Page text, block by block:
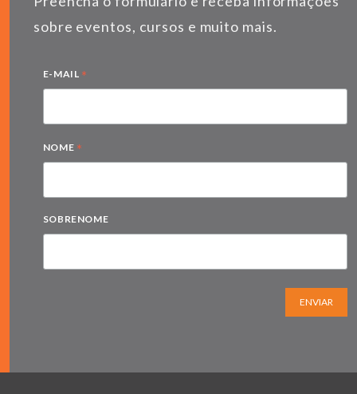
sobre eventos, cursos e muito mais.
E-MAIL *
NOME *
SOBRENOME
ENVIAR